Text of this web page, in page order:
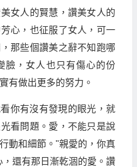
女人的賢慧，讚美女人的
心，也征服了女人，可一
那些個讚美之辭不知跑哪
臉，女人也只有傷心的份
有做出更多的努力。
你有沒有發現的眼光，就
看問題。愛，不能只是說
動和細節。"親愛的，你真
還有那日漸乾涸的愛。讚